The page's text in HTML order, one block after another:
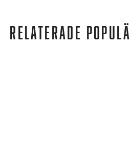
RELATERADE